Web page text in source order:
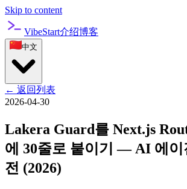
Skip to content
VibeStart介绍博客
中文
← 返回列表
2026-04-30
Lakera Guard를 Next.js
에 30줄로 붙이기 — AI 에이
전 (2026)